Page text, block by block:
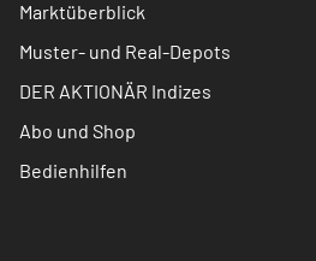
Marktüberblick
Muster- und Real-Depots
DER AKTIONÄR Indizes
Abo und Shop
Bedienhilfen